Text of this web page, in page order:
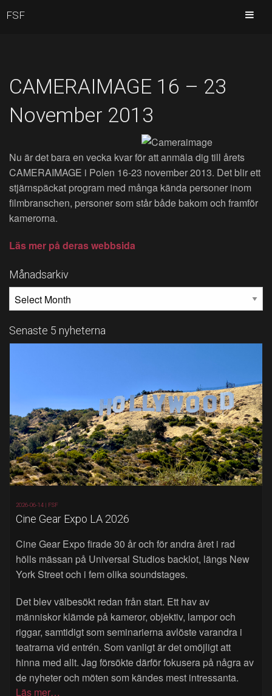
CAMERAIMAGE 16 – 23
November 2013
Nu är det bara en vecka kvar för att anmäla dig till årets
CAMERAIMAGE i Polen 16-23 november 2013. Det blir ett
stjärnspäckat program med många kända personer inom
filmbranschen, personer som står både bakom och framför
kamerorna.
Läs mer på deras webbsida
Månadsarkiv
Senaste 5 nyheterna
2026-06-14 | FSF
Cine Gear Expo LA 2026
Cine Gear Expo firade 30 år och för andra året i rad
hölls mässan på Universal Studios backlot, längs New
York Street och i fem olika soundstages.
Det blev välbesökt redan från start. Ett hav av
människor klämde på kameror, objektiv, lampor och
riggar, samtidigt som seminarierna avlöste varandra i
teatrarna vid entrén. Som vanligt är det omöjligt att
hinna med allt. Jag försökte därför fokusera på några av
de nyheter och möten som kändes mest intressanta.
Läs mer…
FSF